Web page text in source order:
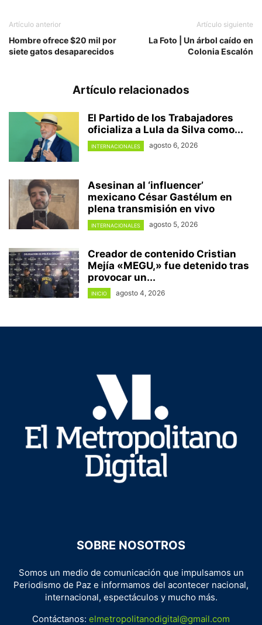
Artículo anterior
Hombre ofrece $20 mil por
siete gatos desaparecidos
Artículo siguiente
La Foto | Un árbol caído en
Colonia Escalón
Artículo relacionados
El Partido de los Trabajadores
oficializa a Lula da Silva como...
INTERNACIONALES agosto 6, 2026
Asesinan al ‘influencer’
mexicano César Gastélum en
plena transmisión en vivo
INTERNACIONALES agosto 5, 2026
Creador de contenido Cristian
Mejía «MEGU,» fue detenido tras
provocar un...
INICIO agosto 4, 2026
SOBRE NOSOTROS
Somos un medio de comunicación que impulsamos un
Periodismo de Paz e informamos del acontecer nacional,
internacional, espectáculos y mucho más.
Contáctanos: elmetropolitanodigital@gmail.com